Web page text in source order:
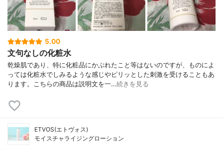
5.00
文句なしの化粧水
乾燥肌であり、特に化粧品にかぶれたこと等はないのですが、ものによ
っては化粧水でしみるような感じやピリッとした刺激を受けることもあ
ります。こちらの商品は説明文を一…続きを見る
ETVOS(エトヴォス)
モイスチャライジングローション